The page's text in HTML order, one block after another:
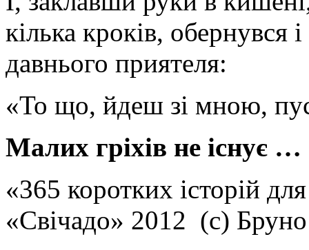
кілька кроків,
давнього приятеля:
«То що, йдеш зі мною,
Малих гріхів не існує …
«365 коротких історій
«Свічадо» 2012 (с)